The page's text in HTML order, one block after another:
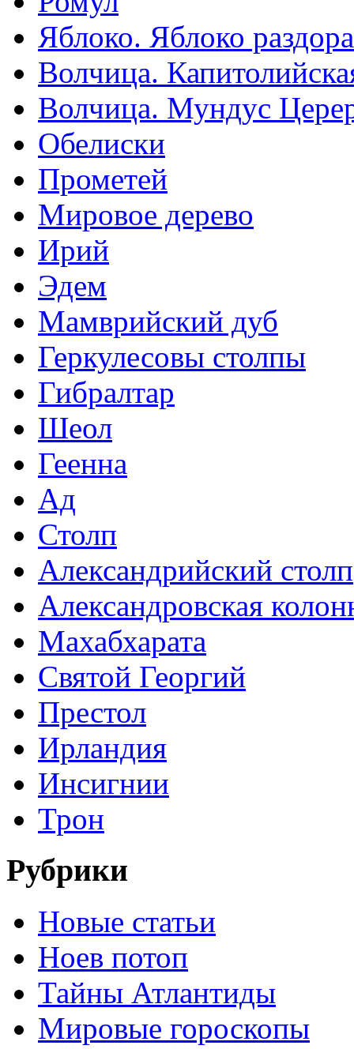
Яблоко. Яблоко
Волчица.
Волчица. Мундус
Обелиски
Прометей
Мировое дерево
Ирий
Эдем
Мамврийский дуб
Геркулесовы столпы
Гибралтар
Шеол
Геенна
Ад
Столп
Александрийский столп
Александровская
Махабхарата
Святой Георгий
Престол
Ирландия
Инсигнии
Трон
Рубрики
Новые статьи
Ноев потоп
Тайны Атлантиды
Мировые гороскопы